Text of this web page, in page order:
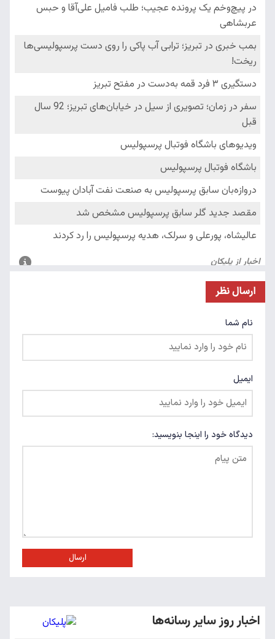
ارسال نظر
نام شما
ایمیل
دیدگاه خود را اینجا بنویسید:
ارسال